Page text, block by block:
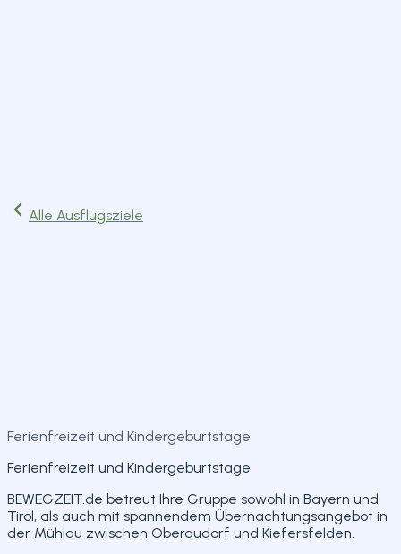
Alle Ausflugsziele
Ferienfreizeit und Kindergeburtstage
Ferienfreizeit und Kindergeburtstage
BEWEGZEIT.de betreut Ihre Gruppe sowohl in Bayern und
Tirol, als auch mit spannendem Übernachtungsangebot in
der Mühlau zwischen Oberaudorf und Kiefersfelden.